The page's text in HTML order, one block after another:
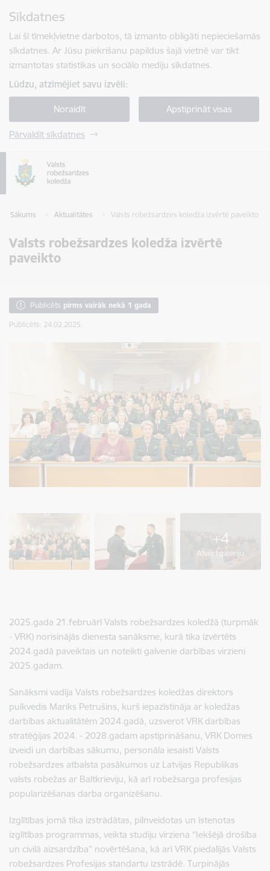
Sīkdatnes
Lai šī tīmekļvietne darbotos, tā izmanto obligāti nepieciešamās
sīkdatnes. Ar Jūsu piekrišanu papildus šajā vietnē var tikt
izmantotas statistikas un sociālo mediju sīkdatnes.
Lūdzu, atzīmējiet savu izvēli:
Noraidīt Apstiprināt visas
Pārvaldīt sīkdatnes
Sākums Aktualitātes Valsts robežsardzes koledža izvērtē paveikto
Valsts robežsardzes koledža izvērtē
paveikto
Publicēts pirms vairāk nekā 1 gada
Publicēts: 24.02.2025.
+4
Atvērt galeriju
2025.gada 21.februārī Valsts robežsardzes koledžā (turpmāk
- VRK) norisinājās dienesta sanāksme, kurā tika izvērtēts
2024.gadā paveiktais un noteikti galvenie darbības virzieni
2025.gadam.
Sanāksmi vadīja Valsts robežsardzes koledžas direktors
pulkvedis Mariks Petrušins, kurš iepazīstināja ar koledžas
darbības aktualitātēm 2024.gadā, uzsverot VRK darbības
stratēģijas 2024. - 2028.gadam apstiprināšanu, VRK Domes
izveidi un darbības sākumu, personāla iesaisti Valsts
robežsardzes atbalsta pasākumos uz Latvijas Republikas
valsts robežas ar Baltkrieviju, kā arī robežsarga profesijas
popularizēšanas darba organizēšanu.
Izglītības jomā tika izstrādātas, pilnveidotas un īstenotas
izglītības programmas, veikta studiju virziena “Iekšējā drošība
un civilā aizsardzība” novērtēšana, kā arī VRK piedalījās Valsts
robežsardzes Profesijas standartu izstrādē. Turpinājās